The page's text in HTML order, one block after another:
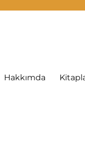
Hakkımda